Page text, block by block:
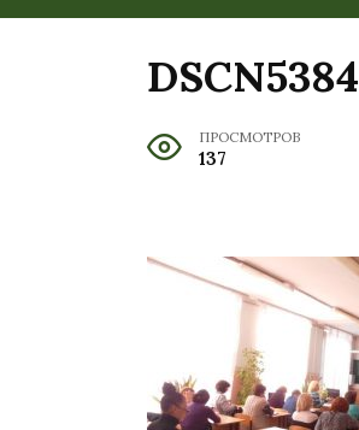
DSCN5384
ПРОСМОТРОВ
137